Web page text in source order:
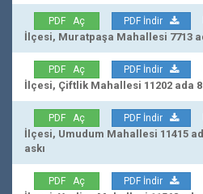
PDF Aç PDF İndir
İlçesi, Muratpaşa Mahallesi 7713
PDF Aç PDF İndir
İlçesi, Çiftlik Mahallesi 11202 ada
PDF Aç PDF İndir
İlçesi, Umudum Mahallesi 11415
askı
PDF Aç PDF İndir